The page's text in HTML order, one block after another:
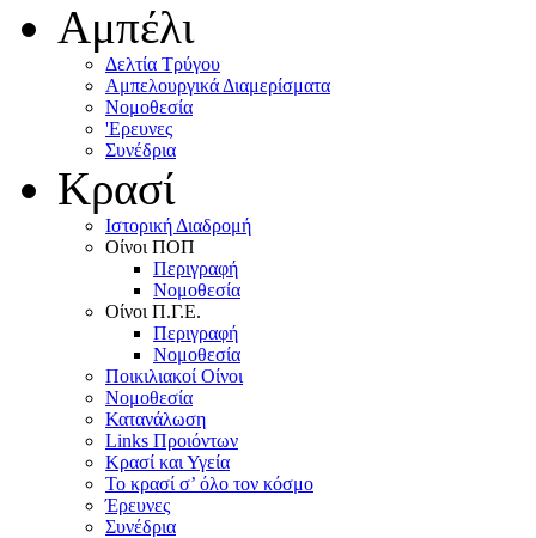
Αμπέλι
Δελτία Τρύγου
Αμπελουργικά Διαμερίσματα
Nομοθεσία
'Eρευνες
Συνέδρια
Κρασί
Iστορική Διαδρομή
Oίνοι ΠOΠ
Περιγραφή
Nομοθεσία
Oίνοι Π.Γ.E.
Περιγραφή
Νομοθεσία
Ποικιλιακοί Oίνοι
Nομοθεσία
Κατανάλωση
Links Προιόντων
Κρασί και Υγεία
To κρασί σ’ όλο τον κόσμο
Έρευνες
Συνέδρια